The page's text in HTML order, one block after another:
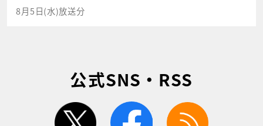
8月5日(水)放送分
公式SNS・RSS
twitter facebook